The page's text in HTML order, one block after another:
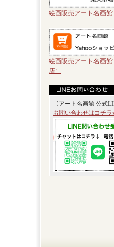
絵画販売アート名画館
絵画販売アート名画館
店）
【アート名画館 公式
お問い合わせはコチラ